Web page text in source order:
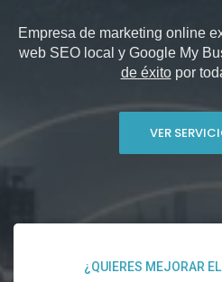
Empresa de marketing online
web SEO local y Google My
de éxitopor
VER
¿QUIERES MEJORAR